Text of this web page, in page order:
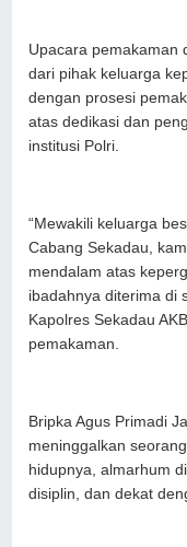
Upacara pemakaman
dari pihak keluarga
dengan prosesi
atas dedikasi dan
institusi Polri.
“Mewakili keluarga
Cabang Sekadau,
mendalam atas
ibadahnya diterima di
Kapolres Sekadau
pemakaman.
Bripka Agus Primadi
meninggalkan
hidupnya, almarhum
disiplin, dan dekat